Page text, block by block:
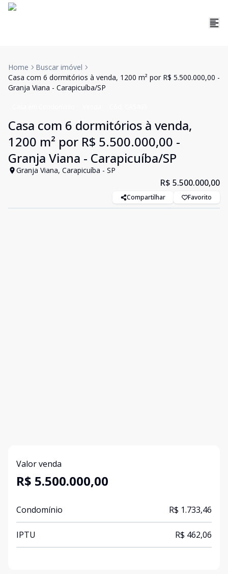
Home
Buscar imóvel
Casa com 6 dormitórios à venda, 1200 m² por R$ 5.500.000,00 -
Granja Viana - Carapicuíba/SP
Casa com 6 dormitórios à venda,
1200 m² por R$ 5.500.000,00 -
Granja Viana - Carapicuíba/SP
Granja Viana, Carapicuíba - SP
R$ 5.500.000,00
Compartilhar Favorito
Valor venda
R$ 5.500.000,00
Condomínio R$ 1.733,46
IPTU R$ 462,06